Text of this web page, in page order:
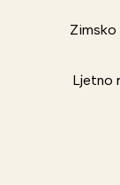
Zimsko
Ljetno